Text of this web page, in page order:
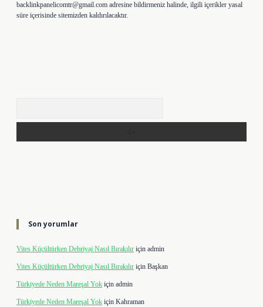
backlinkpanelicomtr@gmail.com adresine bildirmeniz halinde, ilgili içerikler yasal
süre içerisinde sitemizden kaldırılacaktır.
Son yorumlar
Vites Küçültürken Debriyaj Nasıl Bırakılır için admin
Vites Küçültürken Debriyaj Nasıl Bırakılır için Başkan
Türkiyede Neden Mareşal Yok için admin
Türkiyede Neden Mareşal Yok için Kahraman